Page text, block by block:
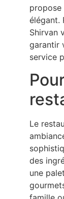
propose
élégant.
Shirvan
garantir
service
Le
des
une